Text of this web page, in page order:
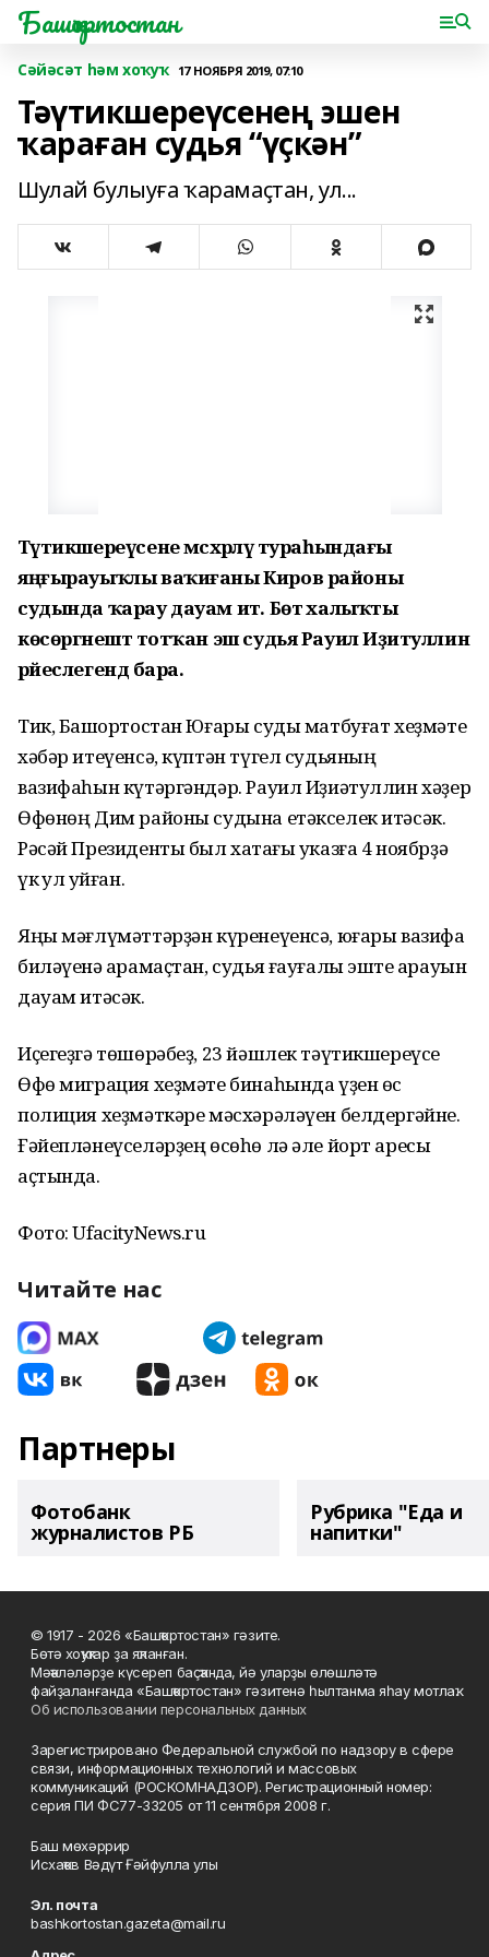
Башҡортостан
Сәйәсәт һәм хоҡуҡ 17 НОЯБРЯ 2019, 07:10
Тәүтикшереүсенең эшен
ҡараған судья “үҫкән”
Шулай булыуға ҡарамаҫтан, ул...
Тәүтикшереүсене мәсхәрәләү тураһындағы
яңғырауыҡлы ваҡиғаны Киров районы
судында ҡарау дауам итә. Бөтә халыҡты
көсөргәнештә тотҡан эш судья Рауил Иҙиәтуллин
рәйеслегендә бара.
Тик, Башҡортостан Юғары суды матбуғат хеҙмәте
хәбәр итеүенсә, күптән түгел судьяның
вазифаһын күтәргәндәр. Рауил Иҙиәтуллин хәҙер
Өфөнөң Дим районы судына етәкселек итәсәк.
Рәсәй Президенты был хаҡтағы указға 4 ноябрҙә
үк ҡул ҡуйған.
Яңы мәғлүмәттәрҙән күренеүенсә, юғары вазифа
биләүенә ҡарамаҫтан, судья ғауғалы эште ҡарауын
дауам итәсәк.
Иҫегеҙгә төшөрәбеҙ, 23 йәшлек тәүтикшереүсе
Өфө миграция хеҙмәте бинаһында үҙен өс
полиция хеҙмәткәре мәсхәрәләүен белдергәйне.
Ғәйепләнеүселәрҙең өсөһө лә әле йорт аресы
аҫтында.
Фото: UfacityNews.ru
Читайте нас
Партнеры
Фотобанк
журналистов РБ
Рубрика "Еда и
напитки"
© 1917 - 2026 «Башҡортостан» гәзите.
Бөтә хоҡуҡтар ҙа яҡланған.
Мәҡәләләрҙе күсереп баҫҡанда, йә уларҙы өлөшләтә
файҙаланғанда «Башҡортостан» гәзитенә һылтанма яһау мотлаҡ.
Об использовании персональных данных
Зарегистрировано Федеральной службой по надзору в сфере
связи, информационных технологий и массовых
коммуникаций (РОСКОМНАДЗОР). Регистрационный номер:
серия ПИ ФС77-33205 от 11 сентября 2008 г.
Баш мөхәррир
Исхаҡов Вәдүт Ғәйфулла улы
Эл. почта
bashkortostan.gazeta@mail.ru